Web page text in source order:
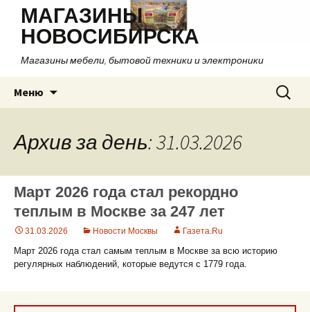
МАГАЗИНЫ
НОВОСИБИРСКА
Магазины мебели, бытовой техники и электроники
Меню
содержимому
Найти:
Архив за день: 31.03.2026
Март 2026 года стал рекордно
теплым в Москве за 247 лет
31.03.2026 Новости Москвы Газета.Ru
Март 2026 года стал самым теплым в Москве за всю историю
регулярных наблюдений, которые ведутся с 1779 года.